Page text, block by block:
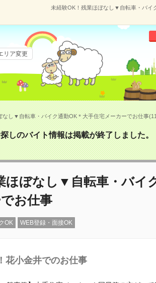
未経験OK！残業ほぼなし▼自転車・バイ
リア変更
なし▼自転車・バイク通勤OK＊大手住宅メーカーでお仕事
しのバイト情報は掲載が終了しました。
ほぼなし▼自転車・バイ
お仕事
OK WEB登録・面接OK
花小金井でのお仕事